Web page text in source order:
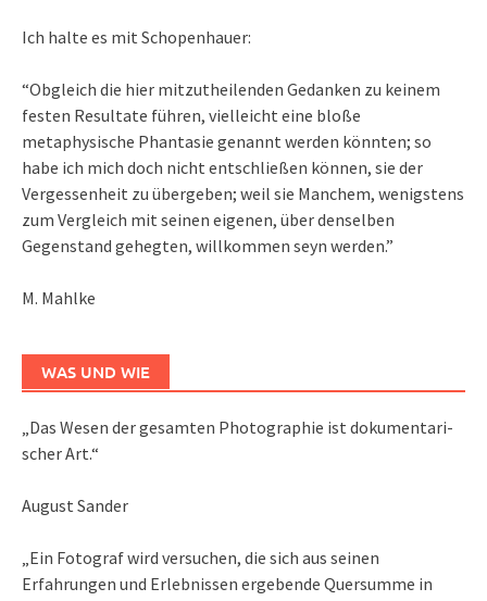
Ich halte es mit Schopenhauer:
“Obgleich die hier mitzutheilenden Gedanken zu keinem
festen Resultate führen, vielleicht eine bloße
metaphysische Phantasie genannt werden könnten; so
habe ich mich doch nicht entschließen können, sie der
Vergessenheit zu übergeben; weil sie Manchem, wenigstens
zum Vergleich mit seinen eigenen, über denselben
Gegenstand gehegten, willkommen seyn werden.”
M. Mahlke
WAS UND WIE
„Das We­sen der ge­sam­ten Pho­to­gra­phie ist do­ku­men­ta­ri­
scher Art.“
August Sander
„Ein Fotograf wird versuchen, die sich aus seinen
Erfahrungen und Erlebnissen ergebende Quersumme in